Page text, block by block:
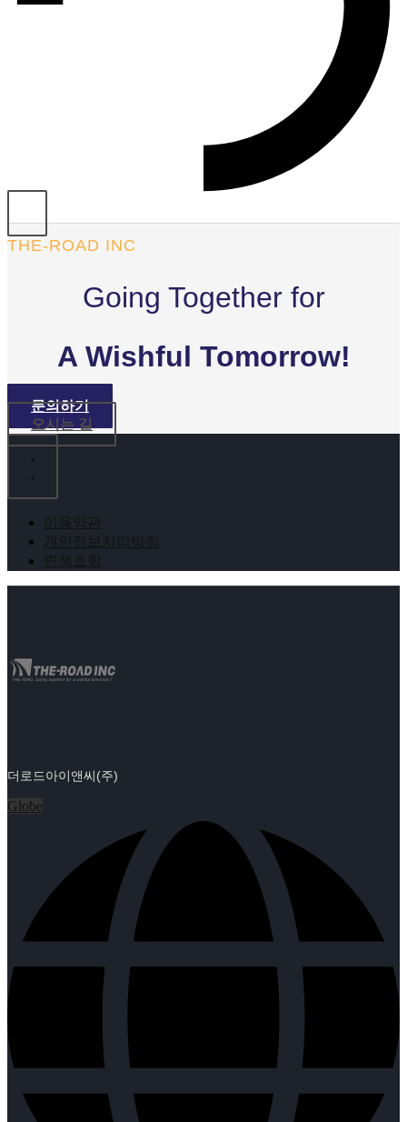
THE-ROAD INC
Going Together for
A Wishful Tomorrow!
문의하기
오시는 길
이용약관
개인정보처리방침
면책조항
더로드아이앤씨(주)
Globe